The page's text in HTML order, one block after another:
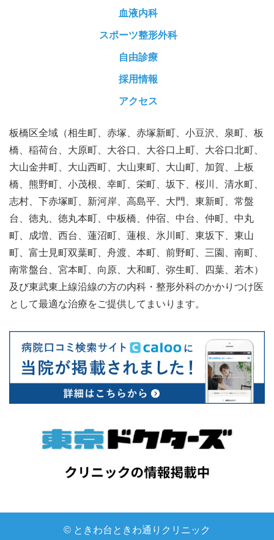
血液内科
スポーツ整形外科
自由診療
採用情報
アクセス
板橋区全域（相生町、赤塚、赤塚新町、小豆沢、泉町、板
橋、稲荷台、大原町、大谷口、大谷口上町、大谷口北町、
大山金井町、大山西町、大山東町、大山町、加賀、上板
橋、熊野町、小茂根、幸町、栄町、坂下、桜川、清水町、
志村、下赤塚町、新河岸、高島平、大門、東新町、常盤
台、徳丸、徳丸本町、中板橋、仲宿、中台、仲町、中丸
町、成増、西台、蓮沼町、蓮根、氷川町、東坂下、東山
町、富士見町双葉町、舟渡、本町、前野町、三園、南町、
南常盤台、宮本町、向原、大和町、弥生町、四葉、若木）
及び東武東上線沿線の方の内科・整形外科のかかりつけ医
として最適な治療をご提供してまいります。
© ときわ台ときわ通りクリニック